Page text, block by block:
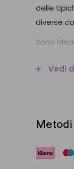
delle
diverse
Sono
alla loro
molteplici
free)
Vedi